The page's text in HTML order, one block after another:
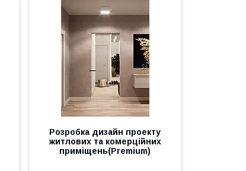
Розробка дизайн проекту
житлових та комерційних
приміщень(Premium)